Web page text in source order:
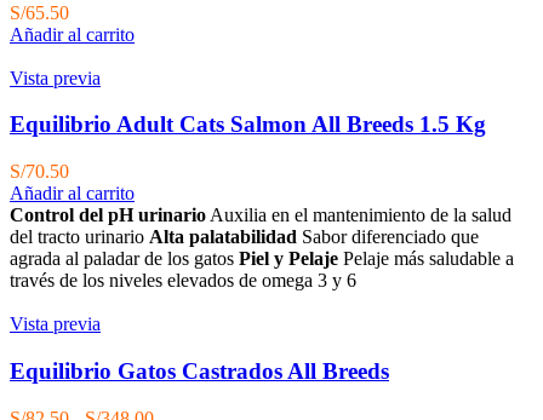
S/65.50
Añadir al carrito
Vista previa
Equilibrio Adult Cats Salmon All Breeds 1.5 Kg
S/70.50
Añadir al carrito
Control del pH urinario Auxilia en el mantenimiento de la salud
del tracto urinario Alta palatabilidad Sabor diferenciado que
agrada al paladar de los gatos Piel y Pelaje Pelaje más saludable a
través de los niveles elevados de omega 3 y 6
Vista previa
Equilibrio Gatos Castrados All Breeds